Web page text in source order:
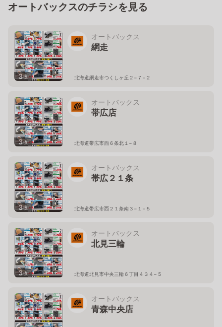
オートバックスのチラシを見る
3枚
オートバックス
網走
北海道網走市つくしヶ丘２−７−２
3枚
オートバックス
帯広店
北海道帯広市西６条北１−８
3枚
オートバックス
帯広２１条
北海道帯広市西２１条南３−１−５
3枚
オートバックス
北見三輪
北海道北見市中央三輪６丁目４３４−５
オートバックス
青森中央店